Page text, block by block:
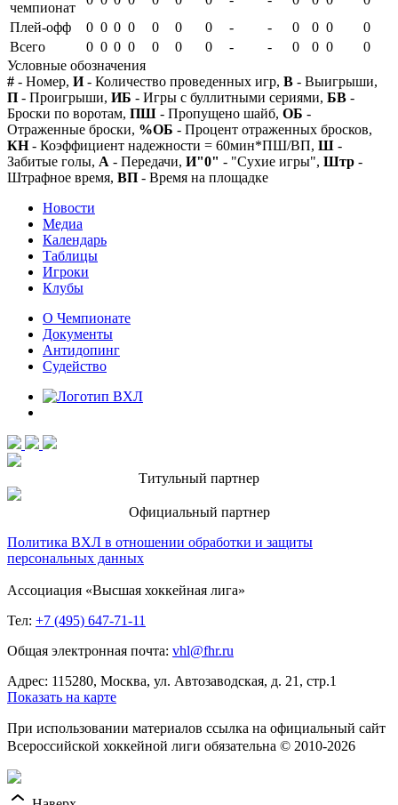
чемпионат
Плей-офф
0 0 0 0 0 0 0 - - 0 0 0
0
Всего
0 0 0 0 0 0 0 - - 0 0 0
0
Условные обозначения
# - Номер, И- Количество проведенных игр, В - Выигрыши,
П - Проигрыши, ИБ - Игры с буллитными сериями, БВ -
Броски по воротам, ПШ - Пропущено шайб, ОБ -
Отраженные броски, %ОБ - Процент отраженных бросков,
КН- Коэффициент надежности = 60мин*ПШ/ВП, Ш -
Забитые голы, А - Передачи, И"0" - "Сухие игры", Штр -
Штрафное время, ВП - Время на площадке
Новости
Медиа
Календарь
Таблицы
Игроки
Клубы
О Чемпионате
Документы
Антидопинг
Судейство
Титульный партнер
Официальный партнер
Политика ВХЛ в отношении обработки и защиты
персональных данных
Ассоциация «Высшая хоккейная лига»
Тел: +7 (495) 647-71-11
Общая электронная почта: vhl@fhr.ru
Адрес: 115280, Москва, ул. Автозаводская, д. 21, стр.1
Показать на карте
При использовании материалов ссылка на официальный сайт
Всероссийской хоккейной лиги обязательна © 2010-2026